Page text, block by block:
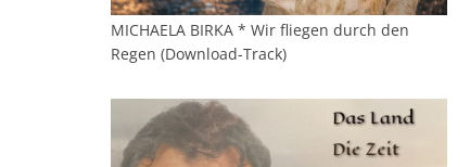
MICHAELA BIRKA * Wir fliegen durch den
Regen (Download-Track)